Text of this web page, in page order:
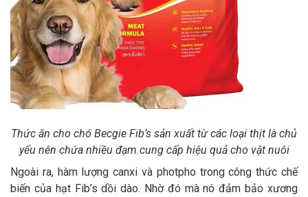
Thức ăn cho chó Becgie Fib’s sản xuất từ các loại thịt là chủ
yếu nên chứa nhiều đạm cung cấp hiệu quả cho vật nuôi
Ngoài ra, hàm lượng canxi và photpho trong công thức chế
biến của hạt Fib’s dồi dào. Nhờ đó mà nó đảm bảo xương